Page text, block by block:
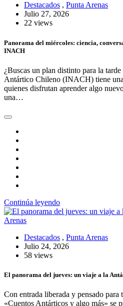
Destacados , Punta Arenas
Julio 27, 2026
22 views
Panorama del miércoles: ciencia,
INACH
¿Buscas un plan distinto para la
Antártico Chileno (INACH) tiene
quienes disfrutan aprender algo
una…
Continúa leyendo
Destacados , Punta Arenas
Julio 24, 2026
58 views
El panorama del jueves: un viaje a la
Con entrada liberada y pensado
«Cuentos Antárticos y algo más» se